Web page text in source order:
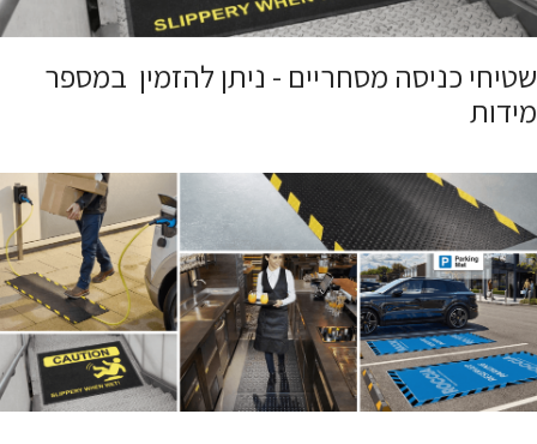
שטיחי כניסה מסחריים - ניתן להזמין במספר
מידות